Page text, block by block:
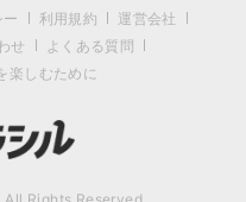
利用規約
運営会社
せ
よくある質問
楽しむために